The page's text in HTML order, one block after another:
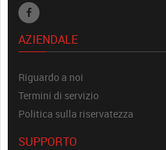
AZIENDALE
Riguardo a noi
Termini di servizio
Politica sulla riservatezza
SUPPORTO